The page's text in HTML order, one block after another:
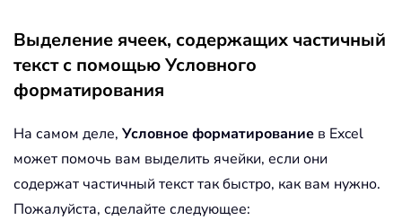
Выделение ячеек, содержащих частичный
текст с помощью Условного
форматирования
На самом деле, Условное форматирование в Excel
может помочь вам выделить ячейки, если они
содержат частичный текст так быстро, как вам нужно.
Пожалуйста, сделайте следующее: